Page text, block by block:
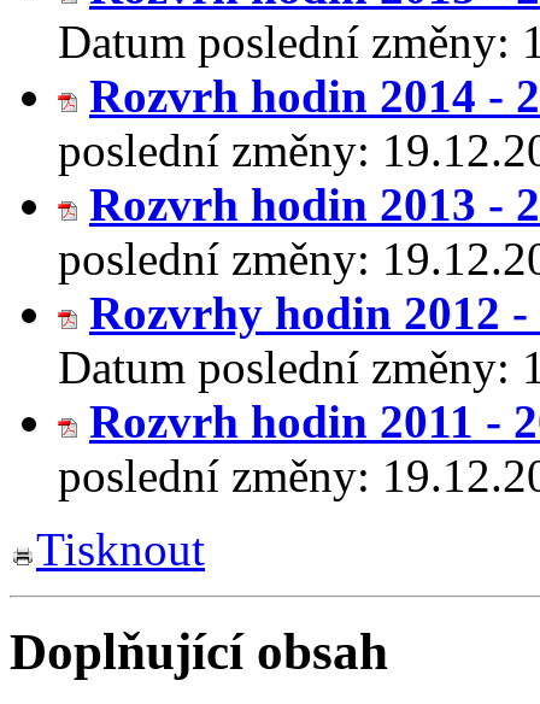
Datum poslední změny:
Rozvrh hodin 2014 -
poslední změny:
Rozvrh hodin 2013 -
poslední změny:
Rozvrhy hodin 2012 -
Datum poslední změny:
Rozvrh hodin 2011 -
poslední změny:
Tisknout
Doplňující obsah